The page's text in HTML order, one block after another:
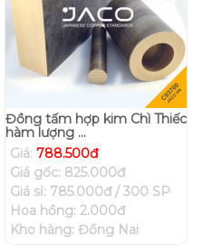
Đồng tấm hợp kim Chì Thiếc
hàm lượng ...
Giá: 788.500đ
Giá gốc: 825.000đ
Giá sỉ: 785.000đ / 300 SP
Hoa hồng: 2.000đ
Kho hàng: Đồng Nai